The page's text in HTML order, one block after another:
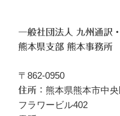
一般社団法人 九州通訳
熊本県支部 熊本事務所
〒862-0950
住所： 熊本県熊本市中
フラワービル402